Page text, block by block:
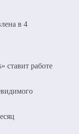
в 4
ставит работе